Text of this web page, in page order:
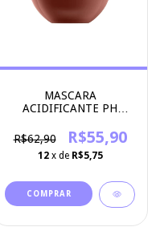
MASCARA
ACIDIFICANTE PH
COSMETICOS
R$62,90 R$55,90
12 x de R$5,75